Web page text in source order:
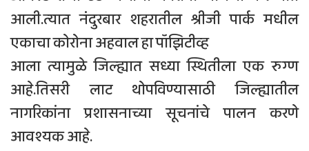
आली.त्यात नंदुरबार शहरातील श्रीजी पार्क मधील
एकाचा कोरोना अहवाल हा पॉझिटीव्ह
आला त्यामुळे जिल्ह्यात सध्या स्थितीला एक रुग्ण
आहे.तिसरी लाट थोपविण्यासाठी जिल्ह्यातील
नागरिकांना प्रशासनाच्या सूचनांचे पालन करणे
आवश्यक आहे.